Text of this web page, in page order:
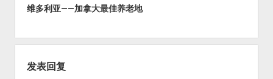
维多利亚——加拿大最佳养老地
发表回复